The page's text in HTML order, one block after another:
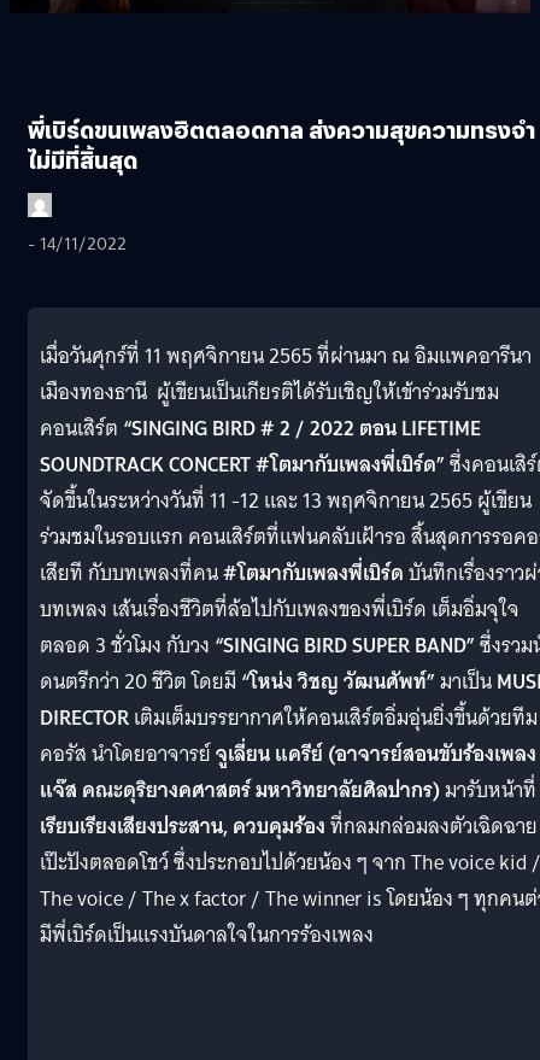
พี่เบิร์ดขนเพลงฮิตตลอดกาล ส่งความสุขความทรงจำ
ไม่มีที่สิ้นสุด
- 14/11/2022
เมื่อวันศุกร์ที่ 11 พฤศจิกายน 2565 ที่ผ่านมา ณ อิมแพคอารีนา
เมืองทองธานี ผู้เขียนเป็นเกียรติได้รับเชิญให้เข้าร่วมรับชม
คอนเสิร์ต “SINGING BIRD # 2 / 2022 ตอน LIFETIME
SOUNDTRACK CONCERT #โตมากับเพลงพี่เบิร์ด”ซึ่งคอนเสิ
จัดขึ้นในระหว่างวันที่ 11 -12 และ 13 พฤศจิกายน 2565 ผู้เขียน
ร่วมชมในรอบแรก คอนเสิร์ตที่แฟนคลับเฝ้ารอ สิ้นสุดการรอค
เสียที กับบทเพลงที่คน#โตมากับเพลงพี่เบิร์ดบันทึกเรื่องราว
บทเพลง เส้นเรื่องชีวิตที่ล้อไปกับเพลงของพี่เบิร์ด เต็มอิ่มจุใจ
ตลอด 3 ชั่วโมง กับวง “SINGING BIRD SUPER BAND”ซึ่งรว
ดนตรีกว่า 20 ชีวิต โดยมี “โหน่ง วิชญ วัฒนศัพท์”มาเป็น
DIRECTORเติมเต็มบรรยากาศให้คอนเสิร์ตอิ่มอุ่นยิ่งขึ้นด้วยทีม
คอรัส นำโดยอาจารย์จูเลี่ยน แครีย์ (อาจารย์สอนขับร้องเพลง
แจ๊ส คณะดุริยางคศาสตร์ มหาวิทยาลัยศิลปากร)มารับหน้าที่
เรียบเรียงเสียงประสาน, ควบคุมร้องที่กลมกล่อมลงตัวเฉิดฉาย
เป๊ะปังตลอดโชว์ ซึ่งประกอบไปด้วยน้อง ๆ จาก The voice kid /
The voice / The x factor / The winner is โดยน้อง ๆ ทุกคน
มีพี่เบิร์ดเป็นแรงบันดาลใจในการร้องเพลง